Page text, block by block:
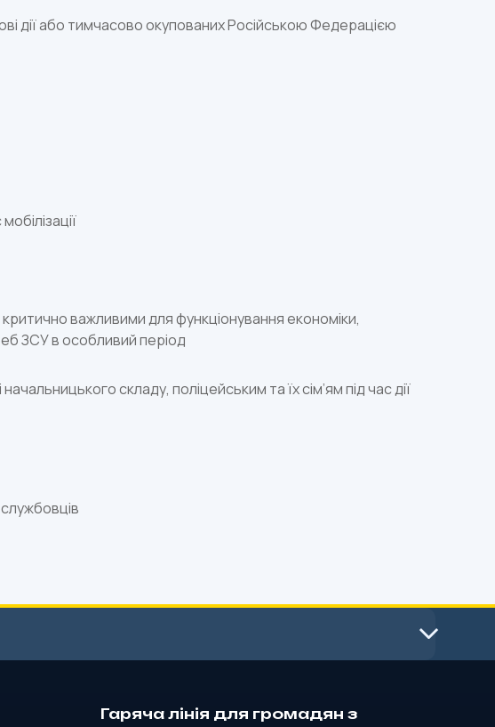
дії або тимчасово окупованих Російською Федерацією
важливими для функціонування економіки,
ЗСУ в особливий період
складу, поліцейським та їх сім’ям під час дії
Гаряча лінія для громадян з